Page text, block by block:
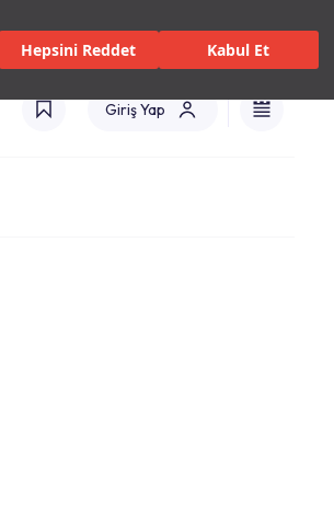
Hepsini Reddet Kabul Et
Kataloglar Uluslararası(TR)
Giriş Yap